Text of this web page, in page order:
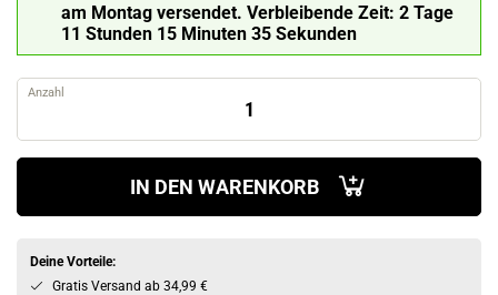
am Montag versendet. Verbleibende Zeit: 2 Tage
11 Stunden 15 Minuten 34 Sekunden
Anzahl
IN DEN WARENKORB
Deine Vorteile:
Gratis Versand ab 34,99 €